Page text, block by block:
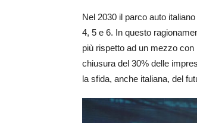
Nel 2030 il parco auto
4, 5 e 6. In questo
più rispetto ad un mezzo
chiusura del 30% delle
la sfida, anche italiana, del